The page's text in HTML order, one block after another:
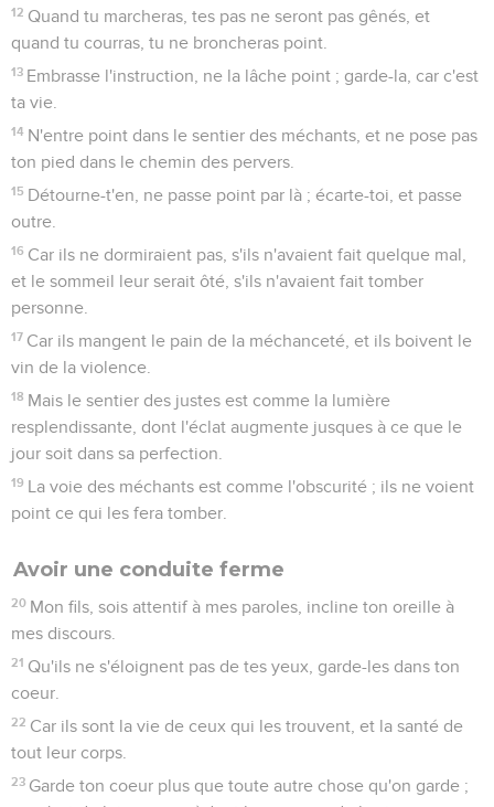
12 Quand tu marcheras, tes pas ne seront pas gênés, et
quand tu courras, tu ne broncheras point.
13 Embrasse l'instruction, ne la lâche point ; garde-la, car c'est
ta vie.
14 N'entre point dans le sentier des méchants, et ne pose pas
ton pied dans le chemin des pervers.
15 Détourne-t'en, ne passe point par là ; écarte-toi, et passe
outre.
16 Car ils ne dormiraient pas, s'ils n'avaient fait quelque mal,
et le sommeil leur serait ôté, s'ils n'avaient fait tomber
personne.
17 Car ils mangent le pain de la méchanceté, et ils boivent le
vin de la violence.
18 Mais le sentier des justes est comme la lumière
resplendissante, dont l'éclat augmente jusques à ce que le
jour soit dans sa perfection.
19 La voie des méchants est comme l'obscurité ; ils ne voient
point ce qui les fera tomber.
Avoir une conduite ferme
20 Mon fils, sois attentif à mes paroles, incline ton oreille à
mes discours.
21 Qu'ils ne s'éloignent pas de tes yeux, garde-les dans ton
coeur.
22 Car ils sont la vie de ceux qui les trouvent, et la santé de
tout leur corps.
23 Garde ton coeur plus que toute autre chose qu'on garde ;